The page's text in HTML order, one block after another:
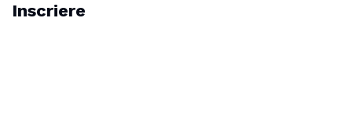
Inscriere